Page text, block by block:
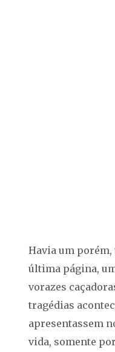
Havia um
última página,
vorazes
tragédias
apresentassem
vida, somente